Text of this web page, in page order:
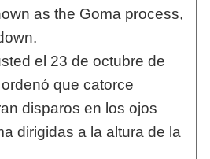
as the Goma process,
el 23 de octubre de
que catorce
disparos en los ojos
dirigidas a la altura de la